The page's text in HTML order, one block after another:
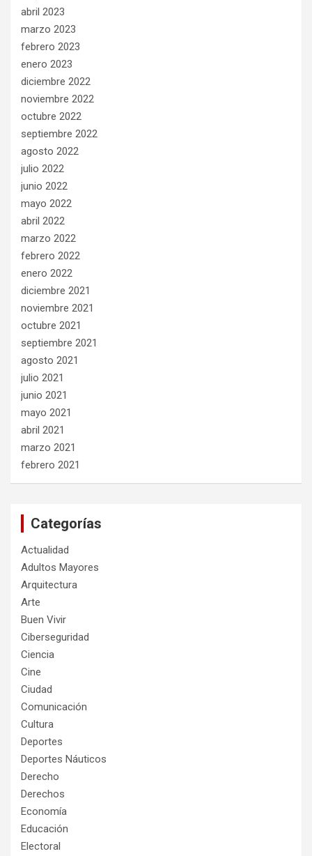
abril 2023
marzo 2023
febrero 2023
enero 2023
diciembre 2022
noviembre 2022
octubre 2022
septiembre 2022
agosto 2022
julio 2022
junio 2022
mayo 2022
abril 2022
marzo 2022
febrero 2022
enero 2022
diciembre 2021
noviembre 2021
octubre 2021
septiembre 2021
agosto 2021
julio 2021
junio 2021
mayo 2021
abril 2021
marzo 2021
febrero 2021
Categorías
Actualidad
Adultos Mayores
Arquitectura
Arte
Buen Vivir
Ciberseguridad
Ciencia
Cine
Ciudad
Comunicación
Cultura
Deportes
Deportes Náuticos
Derecho
Derechos
Economía
Educación
Electoral